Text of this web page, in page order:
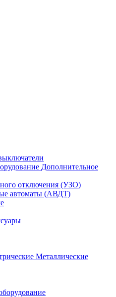
Дополнительное
отключения (УЗО)
автоматы (АВДТ)
Металлические